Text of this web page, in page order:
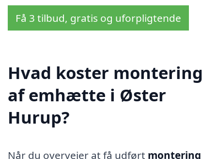
Få 3 tilbud, gratis og uforpligtende
Hvad koster montering
af emhætte i Øster
Hurup?
Når du overvejer at få udført montering